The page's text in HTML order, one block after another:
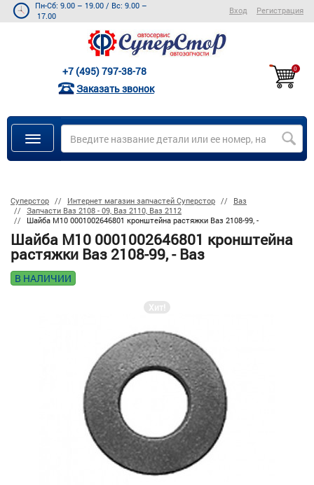
Пн-Сб: 9.00 – 19.00 / Вс: 9.00 –
17.00
Вход Регистрация
+7 (495) 797-38-78
Заказать звонок
0
Суперстор Интернет магазин запчастей Суперстор
Ваз
Запчасти Ваз 2108 - 09, Ваз 2110, Ваз 2112
Шайба M10 0001002646801 кронштейна растяжки Ваз 2108-99, -
Шайба M10 0001002646801 кронштейна
растяжки Ваз 2108-99, - Ваз
В НАЛИЧИИ
Хит!